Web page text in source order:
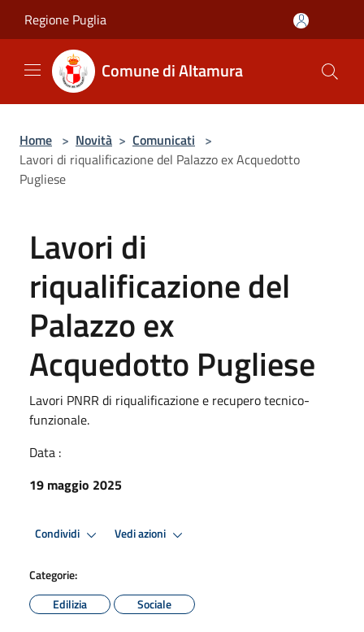
Regione Puglia
Comune di Altamura
Home > Novità > Comunicati >
Lavori di riqualificazione del Palazzo ex Acquedotto
Pugliese
Lavori di
riqualificazione del
Palazzo ex
Acquedotto Pugliese
Lavori PNRR di riqualificazione e recupero tecnico-
funzionale.
Data :
19 maggio 2025
Condividi Vedi azioni
Categorie:
Edilizia
Sociale